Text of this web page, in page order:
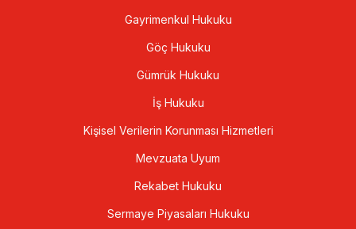
Gayrimenkul Hukuku
Göç Hukuku
Gümrük Hukuku
İş Hukuku
Kişisel Verilerin Korunması Hizmetleri
Mevzuata Uyum
Rekabet Hukuku
Sermaye Piyasaları Hukuku